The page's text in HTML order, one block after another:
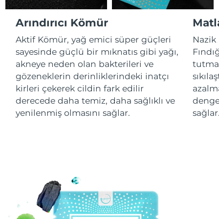
Arındırıcı Kömür
Aktif Kömür, yağ emici süper güçleri
sayesinde güçlü bir mıknatıs gibi yağı,
akneye neden olan bakterileri ve
gözeneklerin derinliklerindeki inatçı
kirleri çekerek cildin fark edilir
derecede daha temiz, daha sağlıklı ve
yenilenmiş olmasını sağlar.
Nazik
tutma
Çin Makao ÖİB 8/11/26
Malezya Tahmini teslim tarihi 8/12/26
Malta Tahmini teslim tarihi 8/9/26
Meksika Tahmini teslim tarihi 8/13/26
Monako Tahmini teslim tarihi 8/10/26
Umman Tahmini teslim tarihi